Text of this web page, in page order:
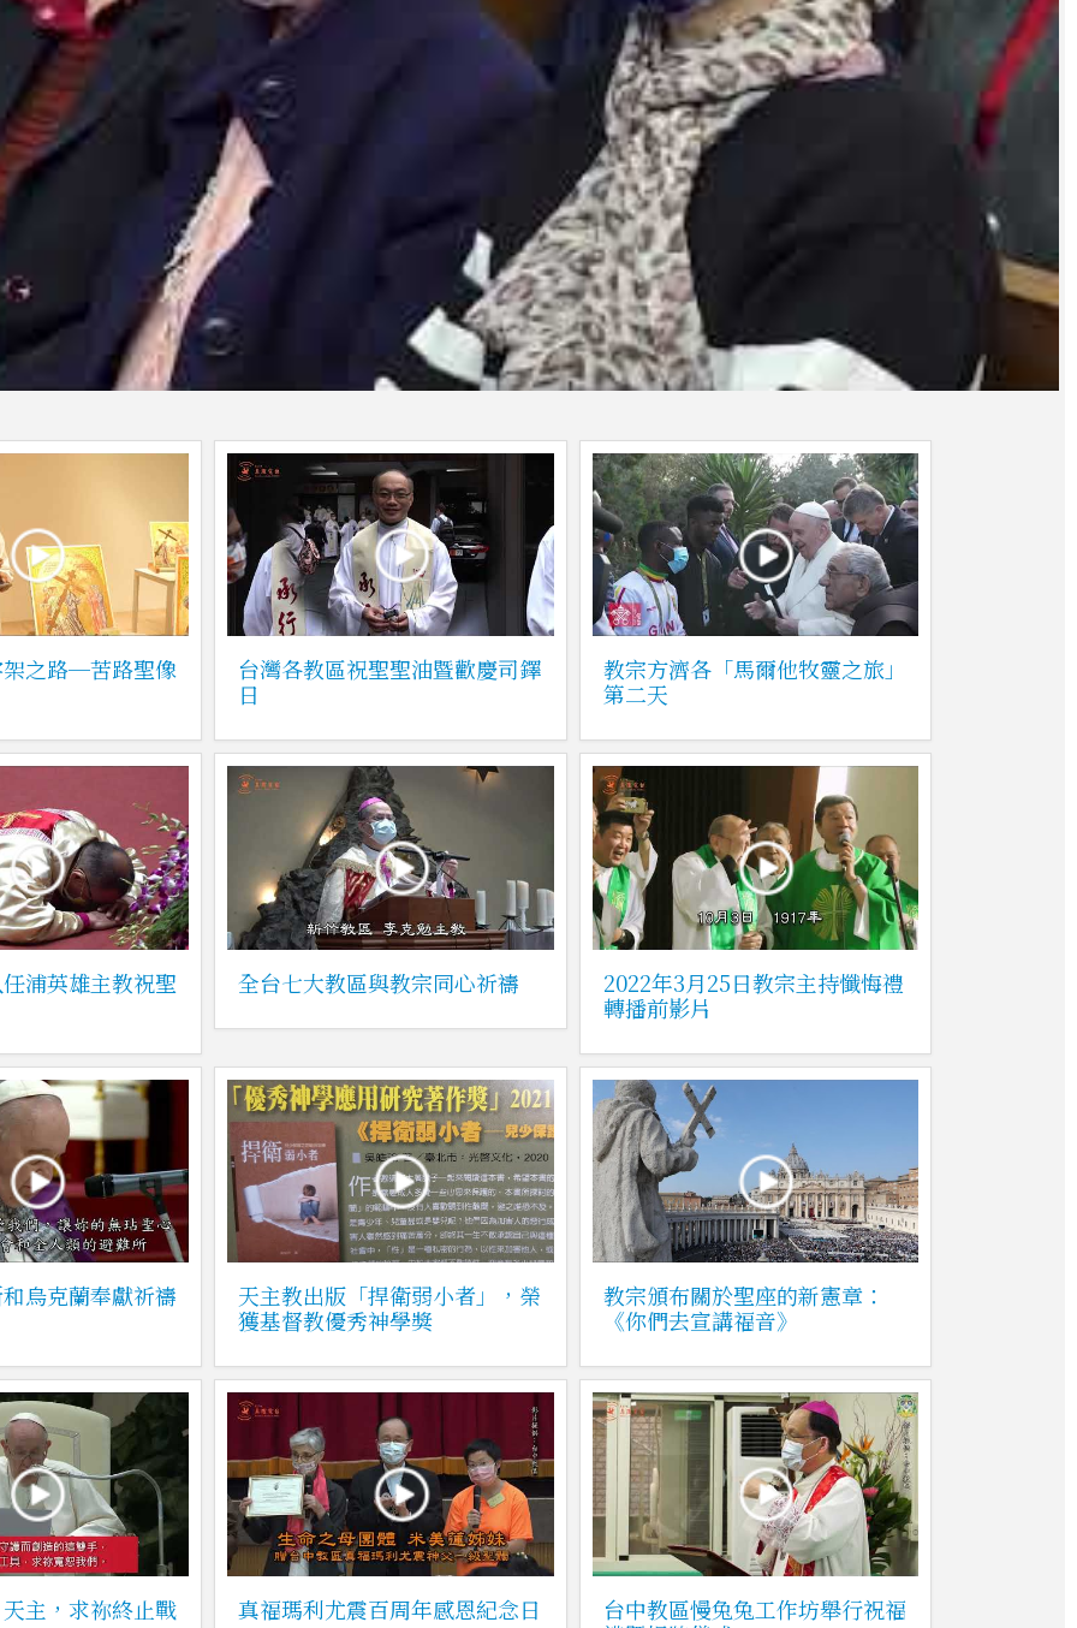
之路─苦路聖像
台灣各教區祝聖聖油暨歡慶司鐸
日
教宗方濟各「馬爾他牧靈之旅」
第二天
浦英雄主教祝聖 全台七大教區與教宗同心祈禱
2022年3月25日教宗主持懺悔禮
轉播前影片
烏克蘭奉獻祈禱
天主教出版「捍衛弱小者」，榮
獲基督教優秀神學獎
教宗頒布關於聖座的新憲章：
《你們去宣講福音》
主，求祢終止戰 真福瑪利尤震百周年感恩紀念日
台中教區慢兔兔工作坊舉行祝福